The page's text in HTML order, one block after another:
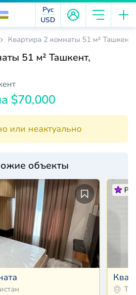
Рус
USD
Квартира 2 комнаты 51 м² Ташкент,
51 м² Ташкент,
$70,000
или неактуально
объекты